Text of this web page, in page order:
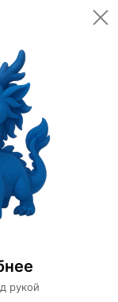
рукой
Открыть
и офиса
см,